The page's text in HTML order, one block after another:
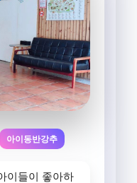
아이동반강추
이들이 좋아하